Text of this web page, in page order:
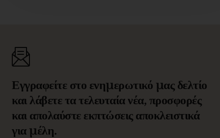
Εγγραφείτε στο ενημερωτικό μας δελτίο
και λάβετε τα τελευταία νέα, προσφορές
και απολαύστε εκπτώσεις αποκλειστικά
για μέλη.